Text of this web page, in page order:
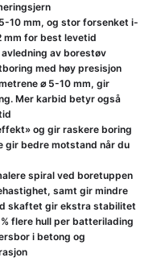
10 mm, og stor forsenket i-
for best levetid
av borestøv
med høy presisjon
⌀ 5-10 mm, gir
Mer karbid betyr også
og gir raskere boring
gir bedre motstand når du
spiral ved boretuppen
samt gir mindre
skaftet gir ekstra stabilitet
flere hull per batterilading
i betong og